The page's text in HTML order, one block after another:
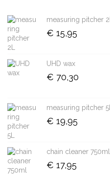
measuring pitcher 2L
€ 15,95
UHD wax
€ 70,30
measuring pitcher 5L
€ 19,95
chain cleaner 750ml
€ 17,95